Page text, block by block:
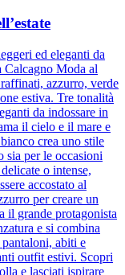
ed eleganti da
Calcagno Moda al
azzurro, verde
estiva. Tre tonalità
da indossare in
il cielo e il mare e
crea uno stile
sia per le occasioni
o intense,
accostato al
per creare un
il grande protagonista
e si combina
abiti e
outfit estivi. Scopri
e lasciati ispirare